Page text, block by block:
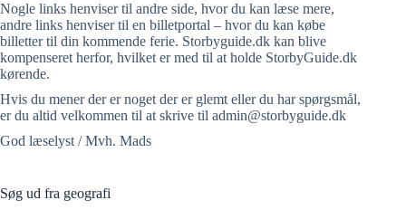
Nogle links henviser til andre side, hvor du kan læse mere,
andre links henviser til en billetportal – hvor du kan købe
billetter til din kommende ferie. Storbyguide.dk kan blive
kompenseret herfor, hvilket er med til at holde StorbyGuide.dk
kørende.
Hvis du mener der er noget der er glemt eller du har spørgsmål,
er du altid velkommen til at skrive til admin@storbyguide.dk
God læselyst / Mvh. Mads
Søg ud fra geografi